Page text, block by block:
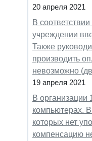
20 апреля 2021
В
учреждении
Также
производить
невозможно
19 апреля 2021
В организации
компьютерах.
которых нет
компенсацию